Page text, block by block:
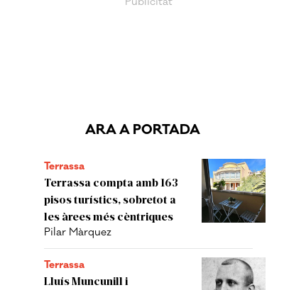
ARA A PORTADA
Terrassa
Terrassa compta amb 163
pisos turístics, sobretot a
les àrees més cèntriques
Pilar Màrquez
Terrassa
Lluís Muncunill i